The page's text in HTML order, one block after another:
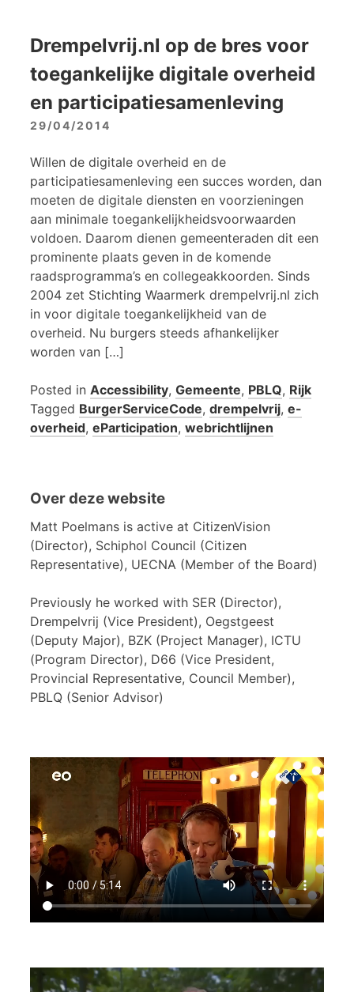
Drempelvrij.nl op de bres voor
toegankelijke digitale overheid
en participatiesamenleving
29/04/2014
Willen de digitale overheid en de
participatiesamenleving een succes worden, dan
moeten de digitale diensten en voorzieningen
aan minimale toegankelijkheidsvoorwaarden
voldoen. Daarom dienen gemeenteraden dit een
prominente plaats geven in de komende
raadsprogramma’s en collegeakkoorden. Sinds
2004 zet Stichting Waarmerk drempelvrij.nl zich
in voor digitale toegankelijkheid van de
overheid. Nu burgers steeds afhankelijker
worden van […]
Posted in Accessibility, Gemeente, PBLQ, Rijk
Tagged BurgerServiceCode, drempelvrij, e-
overheid, eParticipation, webrichtlijnen
Over deze website
Matt Poelmans is active at CitizenVision
(Director), Schiphol Council (Citizen
Representative), UECNA (Member of the Board)
Previously he worked with SER (Director),
Drempelvrij (Vice President), Oegstgeest
(Deputy Major), BZK (Project Manager), ICTU
(Program Director), D66 (Vice President,
Provincial Representative, Council Member),
PBLQ (Senior Advisor)